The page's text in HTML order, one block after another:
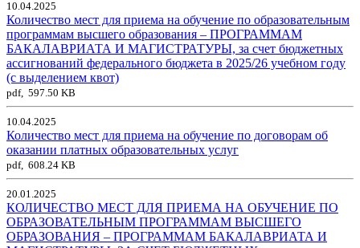
10.04.2025
Количество мест для приема на обучение по образовательным
программам высшего образования – ПРОГРАММАМ
БАКАЛАВРИАТА И МАГИСТРАТУРЫ, за счет бюджетных
ассигнований федерального бюджета в 2025/26 учебном году
(с выделением квот)
pdf, 597.50 KB
10.04.2025
Количество мест для приема на обучение по договорам об
оказании платных образовательных услуг
pdf, 608.24 KB
20.01.2025
КОЛИЧЕСТВО МЕСТ ДЛЯ ПРИЕМА НА ОБУЧЕНИЕ ПО
ОБРАЗОВАТЕЛЬНЫМ ПРОГРАММАМ ВЫСШЕГО
ОБРАЗОВАНИЯ – ПРОГРАММАМ БАКАЛАВРИАТА И